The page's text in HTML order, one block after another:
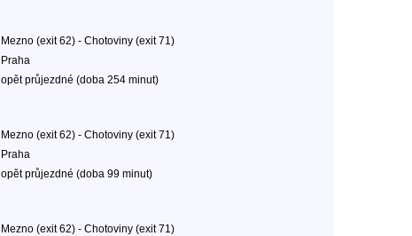
Mezno (exit 62) - Chotoviny (exit 71)
Praha
opět průjezdné (doba 254 minut)
Mezno (exit 62) - Chotoviny (exit 71)
Praha
opět průjezdné (doba 99 minut)
Mezno (exit 62) - Chotoviny (exit 71)